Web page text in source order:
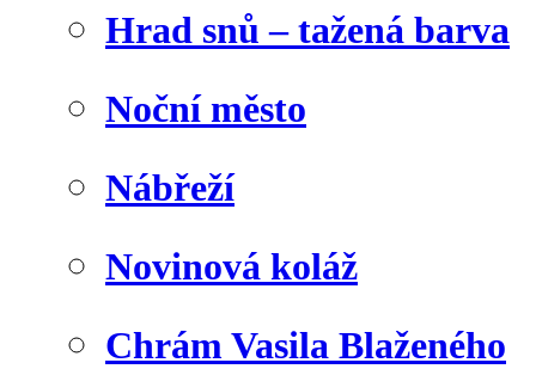
Hrad snů – tažená barva
Noční město
Nábřeží
Novinová koláž
Chrám Vasila Blaženého